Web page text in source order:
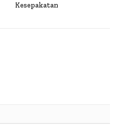
Kesepakatan